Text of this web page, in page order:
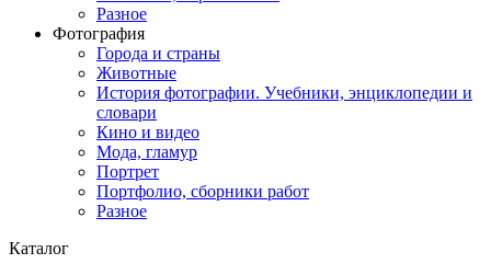
Разное
Фотография
Города и страны
Животные
История фотографии. Учебники, энциклопедии и
словари
Кино и видео
Мода, гламур
Портрет
Портфолио, сборники работ
Разное
Каталог